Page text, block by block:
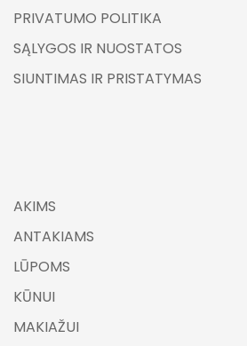
PRIVATUMO POLITIKA
SĄLYGOS IR NUOSTATOS
SIUNTIMAS IR PRISTATYMAS
AKIMS
ANTAKIAMS
LŪPOMS
KŪNUI
MAKIAŽUI